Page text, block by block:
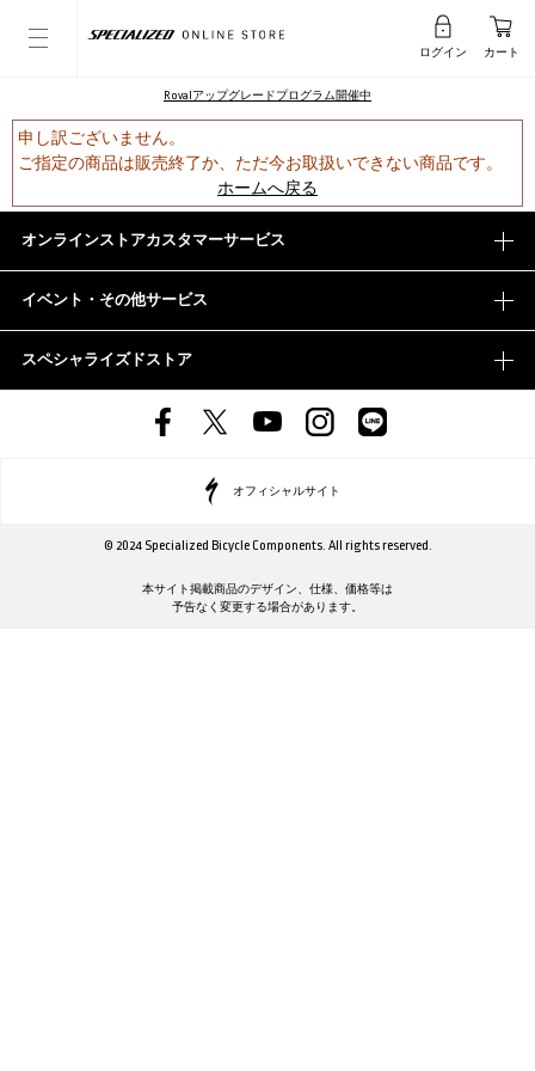
ログイン カート
Rovalアップグレードプログラム開催中
申し訳ございません。
ご指定の商品は販売終了か、ただ今お取扱いできない商品です。
ホームへ戻る
オンラインストアカスタマーサービス
イベント・その他サービス
スペシャライズドストア
オフィシャルサイト
© 2024 Specialized Bicycle Components. All rights reserved.
本サイト掲載商品のデザイン、仕様、価格等は
予告なく変更する場合があります。